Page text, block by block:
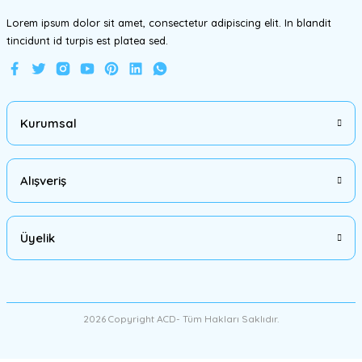
Lorem ipsum dolor sit amet, consectetur adipiscing elit. In blandit
tincidunt id turpis est platea sed.
Kurumsal
Alışveriş
Üyelik
2026 Copyright ACD- Tüm Hakları Saklıdır.